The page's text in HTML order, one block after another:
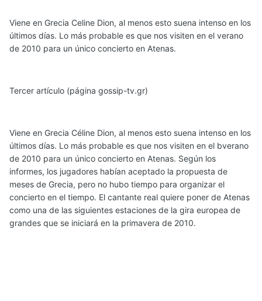
Viene en Grecia Celine Dion, al menos esto suena intenso en los
últimos días. Lo más probable es que nos visiten en el verano
de 2010 para un único concierto en Atenas.
Tercer artículo (página gossip-tv.gr)
Viene en Grecia Céline Dion, al menos esto suena intenso en los
últimos días. Lo más probable es que nos visiten en el bverano
de 2010 para un único concierto en Atenas. Según los
informes, los jugadores habían aceptado la propuesta de
meses de Grecia, pero no hubo tiempo para organizar el
concierto en el tiempo. El cantante real quiere poner de Atenas
como una de las siguientes estaciones de la gira europea de
grandes que se iniciará en la primavera de 2010.